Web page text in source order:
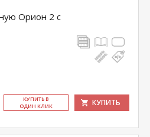
Орион 2 с
КУ­ПИТЬ В
ОДИН КЛИК
КУПИТЬ